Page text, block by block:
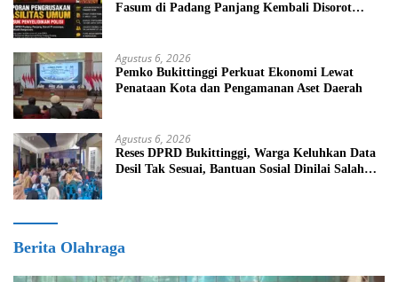
Fasum di Padang Panjang Kembali Disorot
Agustus 6, 2026
Pemko Bukittinggi Perkuat Ekonomi Lewat
Penataan Kota dan Pengamanan Aset Daerah
Agustus 6, 2026
Reses DPRD Bukittinggi, Warga Keluhkan Data
Desil Tak Sesuai, Bantuan Sosial Dinilai Salah
Berita Olahraga